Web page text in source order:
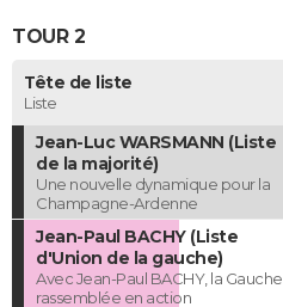
TOUR 2
Tête de liste
Liste
Jean-Luc WARSMANN (Liste
de la majorité)
Une nouvelle dynamique pour la
Champagne-Ardenne
Jean-Paul BACHY (Liste
d'Union de la gauche)
Avec Jean-Paul BACHY, la Gauche
rassemblée en action